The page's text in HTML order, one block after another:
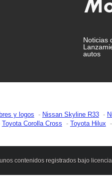
Noticias
autos
y logos Nissan Skyline R33
Toyota Corolla Cross Toyota Hilux
contenidos registrados bajo